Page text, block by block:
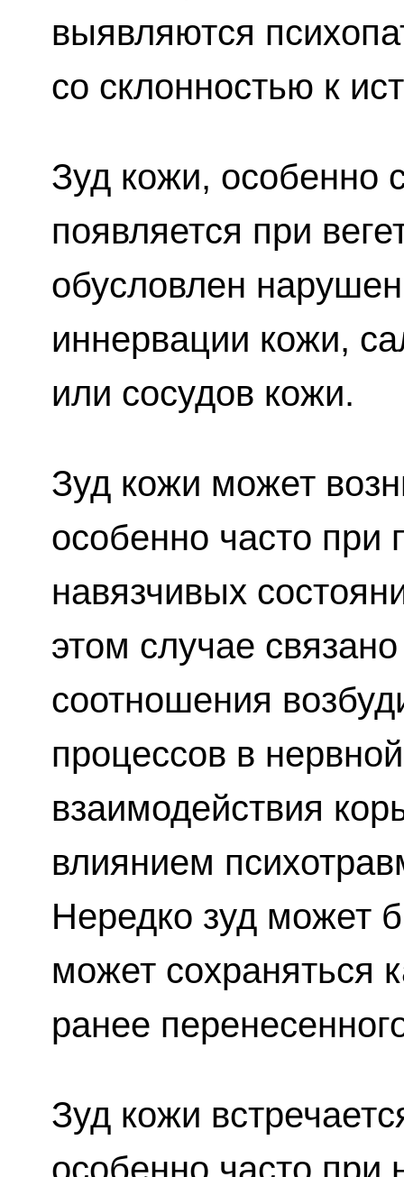
выявляются
со склонностью к
Зуд кожи, особенно
появляется при
обусловлен
иннервации кожи,
или сосудов кожи.
Зуд кожи может
особенно часто при
навязчивых
этом случае
соотношения
процессов в
взаимодействия
влиянием
Нередко зуд может
может сохраняться
ранее
Зуд кожи
особенно часто при